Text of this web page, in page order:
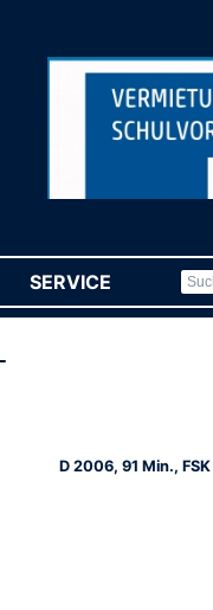
SERVICE
D 2006, 91 Min.,